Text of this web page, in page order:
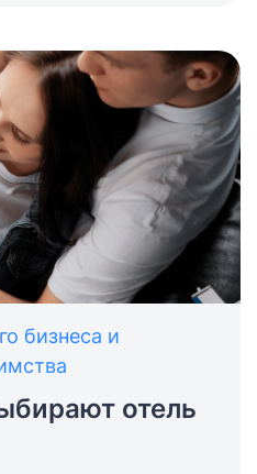
служат капсульные
которых
пассажиров.
бизнеса и
отель